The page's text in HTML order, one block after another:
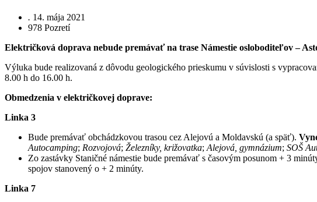
. 14. mája 2021
978 Pozretí
Električková doprava nebude premávať na trase Námestie osloboditeľov –
Výluka bude realizovaná z dôvodu geologického prieskumu v súvislosti s
8.00 h do 16.00 h.
Obmedzenia v električkovej doprave:
Linka 3
Bude premávať obchádzkovou trasou cez Alejovú a Moldavskú (a späť).
Autocamping; Rozvojová; Železníky, križovatka; Alejová, gymnázium; SOŠ
Zo zastávky Staničné námestie bude premávať s časovým posunom + 3
spojov stanovený o + 2 minúty.
Linka 7